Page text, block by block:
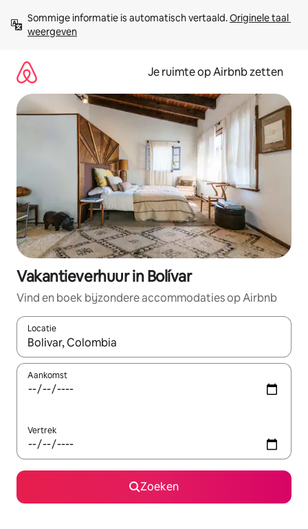
direct
naar
Sommige informatie is automatisch vertaald. Originele taal
weergeven
Je ruimte op Airbnb zetten
Vakantieverhuur in Bolívar
Vind en boek bijzondere accommodaties op Airbnb
Locatie
Wanneer er suggesties beschikbaar zijn, maak je een keuze
Aankomst
Vertrek
Zoeken